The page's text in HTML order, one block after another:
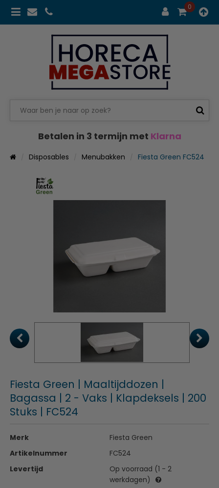
0
Betalen in 3 termijn met Klarna
Disposables Menubakken Fiesta Green FC524
Fiesta Green | Maaltijddozen |
Bagassa | 2 - Vaks | Klapdeksels | 200
Stuks | FC524
Merk
Fiesta Green
Artikelnummer
FC524
Levertijd
Op voorraad (1 - 2
werkdagen)